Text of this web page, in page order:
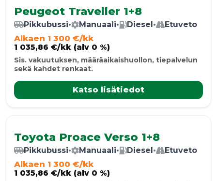
Peugeot Traveller 1+8
Pikkubussi• Manuaali• Diesel • Etuveto
Alkaen 1 300 €/kk
1 035,86 €/kk (alv 0 %)
Sis. vakuutuksen, määräaikaishuollon, tiepalvelun
sekä kahdet renkaat.
Katso lisätiedot
Toyota Proace Verso 1+8
Pikkubussi• Manuaali• Diesel • Etuveto
Alkaen 1 300 €/kk
1 035,86 €/kk (alv 0 %)